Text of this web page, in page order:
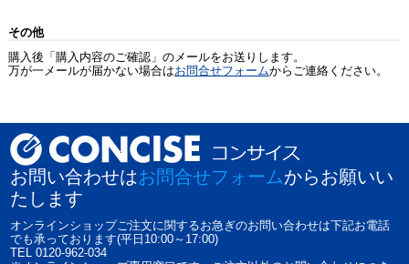
その他
購入後「購入内容のご確認」のメールをお送りします。
万が一メールが届かない場合はお問合せフォームからご連絡ください。
お問い合わせはお問合せフォームからお願いい
たします
オンラインショップご注文に関するお急ぎのお問い合わせは下記お電話
でも承っております(平日10:00～17:00)
TEL 0120-962-034